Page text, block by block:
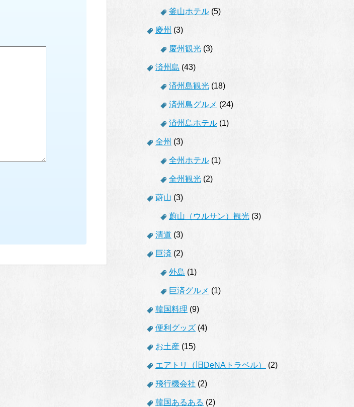
釜山ホテル (5)
慶州 (3)
慶州観光 (3)
済州島 (43)
済州島観光 (18)
済州島グルメ (24)
済州島ホテル (1)
全州 (3)
全州ホテル (1)
全州観光 (2)
蔚山 (3)
蔚山（ウルサン）観光 (3)
清道 (3)
巨済 (2)
外島 (1)
巨済グルメ (1)
韓国料理 (9)
便利グッズ (4)
お土産 (15)
エアトリ（旧DeNAトラベル） (2)
飛行機会社 (2)
韓国あるある (2)